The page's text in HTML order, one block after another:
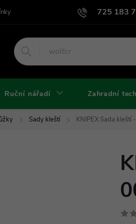
725 183
Podmínky užití webu Podmínky
Ruční nářadí Zahradní
Sady kleští KNIPEX Sada